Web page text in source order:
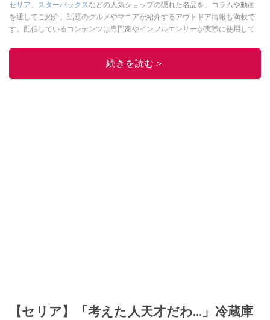
セリア、 スターバックスなどの人気ショップの隠れた名品を、コラムや動画
を通してご紹介。話題のグルメやマニアが紹介するアウトドア情報も満載で
す。配信しているコンテンツは専門家やインフルエンサーが実際に使用して
ニュースでフォロー
続きを読む＞
【セリア】「考えた人天才だわ…」冷蔵庫